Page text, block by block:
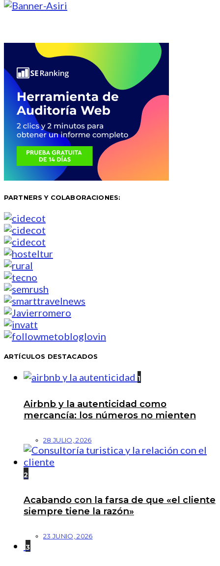
PARTNERS Y COLABORACIONES:
ARTÍCULOS DESTACADOS
1
Airbnb y la autenticidad como
mercancía: los números no mienten
28 JULIO, 2026
2
Acabando con la farsa de que «el cliente
siempre tiene la razón»
23 JUNIO, 2026
3